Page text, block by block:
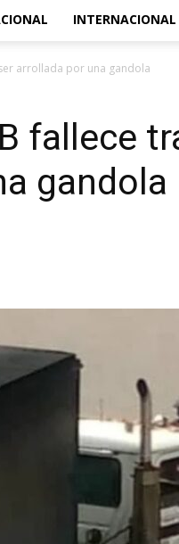
INTERNACIONAL
arrollada por una gandola
fallece
gandola